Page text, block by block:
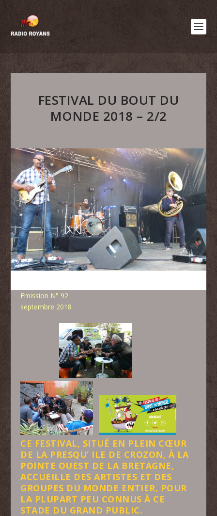
FESTIVAL DU BOUT DU
MONDE 2018 – 2/2
Emission N° 92
septembre 2018
CE FESTIVAL, SITUÉ EN PLEIN CŒUR
DE LA PRESQU’ ILE DE CROZON, À LA
POINTE OUEST DE LA BRETAGNE,
ACCUEILLE DES ARTISTES ET DES
GROUPES DU MONDE ENTIER, POUR
LA PLUPART PEU CONNUS À CE
STADE DU GRAND PUBLIC.